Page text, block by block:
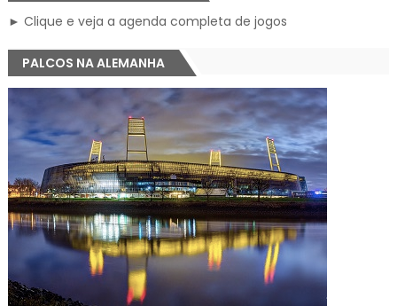
► Clique e veja a agenda completa de jogos
PALCOS NA ALEMANHA